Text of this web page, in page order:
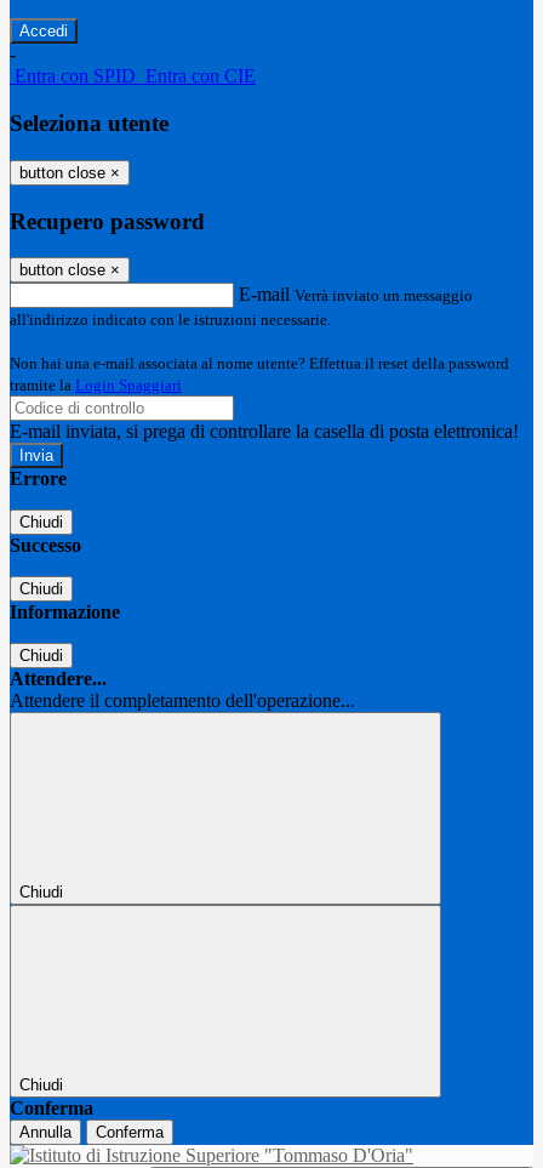
-
Entra con SPID Entra con CIE
Seleziona utente
button close ×
Recupero password
button close ×
E-mail Verrà inviato un messaggio
all'indirizzo indicato con le istruzioni necessarie.
Non hai una e-mail associata al nome utente? Effettua il reset della password
tramite la Login Spaggiari
E-mail inviata, si prega di controllare la casella di posta elettronica!
Errore
Chiudi
Successo
Chiudi
Informazione
Chiudi
Attendere...
Attendere il completamento dell'operazione...
Chiudi
Chiudi
Conferma
Annulla Conferma